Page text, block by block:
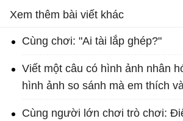
Xem thêm bài viết khác
Cùng chơi: "Ai tài lắp ghép?"
Viết một câu có hình ảnh nhân
hình ảnh so sánh mà em thích
Cùng người lớn chơi trò chơi: